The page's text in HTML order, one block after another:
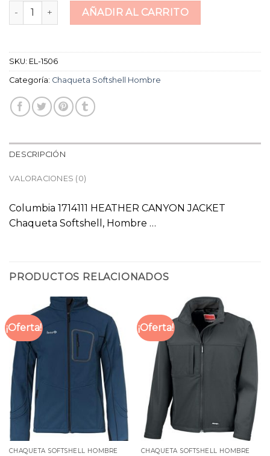
chaqueta softshell hombre cantidad
AÑADIR AL CARRITO
SKU: EL-1506
Categoría: Chaqueta Softshell Hombre
DESCRIPCIÓN
VALORACIONES (0)
Columbia 1714111 HEATHER CANYON JACKET
Chaqueta Softshell, Hombre …
PRODUCTOS RELACIONADOS
¡Oferta!
CHAQUETA SOFTSHELL HOMBRE
¡Oferta!
CHAQUETA SOFTSHELL HOMBRE